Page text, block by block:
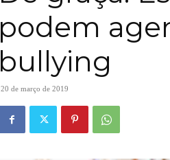
podem
bullying
20 de março de 2019